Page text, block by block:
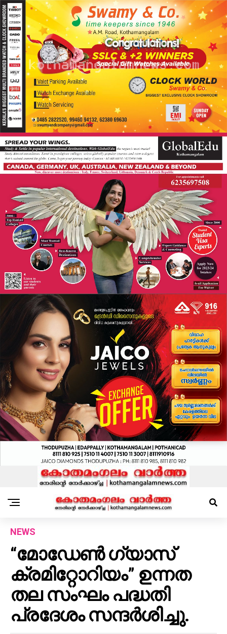
NEWS
“മോഡേൺ ഗ്യാസ്
ക്രമിറ്റോറിയം” ഉന്നത
തല സംഘം പദ്ധതി
പ്രദേശം സന്ദർശിച്ചു.